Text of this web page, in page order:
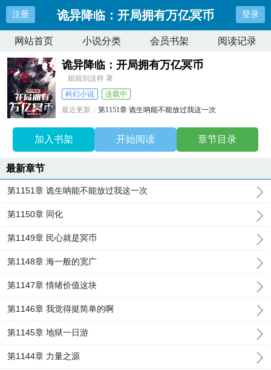
注册 诡异降临：开局拥有万亿冥币 登录
网站首页 小说分类 会员书架 阅读记录
诡异降临：开局拥有万亿冥币
姐姐别这样 著
科幻小说
连载中
最近更新：第1151章 诡生呐能不能放过我这一次
加入书架 开始阅读 章节目录
最新章节
第1151章 诡生呐能不能放过我这一次
第1150章 同化
第1149章 民心就是冥币
第1148章 海一般的宽广
第1147章 情绪价值这块
第1146章 我觉得挺简单的啊
第1145章 地狱一日游
第1144章 力量之源